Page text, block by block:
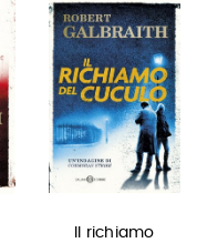
Il richiamo